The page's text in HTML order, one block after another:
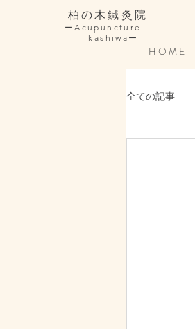
柏の木鍼灸院
ーAcupuncture
kashiwaー
H O M E
全ての記事